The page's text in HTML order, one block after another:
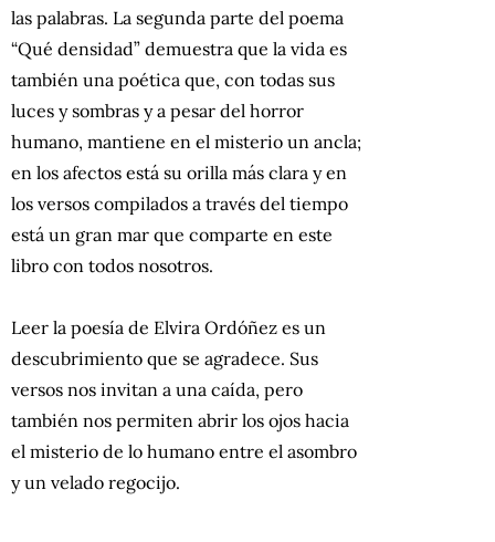
las palabras. La segunda parte del poema
“Qué densidad” demuestra que la vida es
también una poética que, con todas sus
luces y sombras y a pesar del horror
humano, mantiene en el misterio un ancla;
en los afectos está su orilla más clara y en
los versos compilados a través del tiempo
está un gran mar que comparte en este
libro con todos nosotros.
Leer la poesía de Elvira Ordóñez es un
descubrimiento que se agradece. Sus
versos nos invitan a una caída, pero
también nos permiten abrir los ojos hacia
el misterio de lo humano entre el asombro
y un velado regocijo.